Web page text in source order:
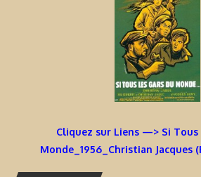
Cliquez sur Liens —> Si Tous
Monde_1956_Christian Jacques